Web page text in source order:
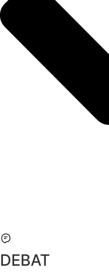
DEBAT